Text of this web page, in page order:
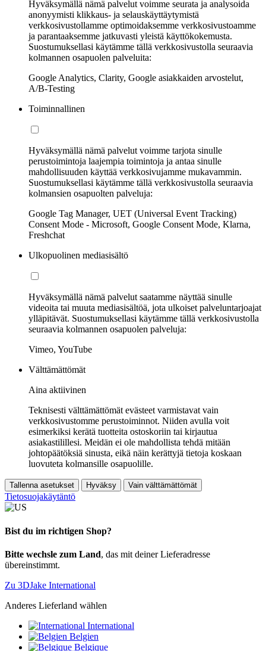
Hyväksymällä nämä palvelut voimme seurata ja analysoida
anonyymisti klikkaus- ja selauskäyttäytymistä
verkkosivustollamme optimoidaksemme verkkosivustoamme
ja parantaaksemme jatkuvasti yleistä käyttökokemusta.
Suostumuksellasi käytämme tällä verkkosivustolla seuraavia
kolmannen osapuolen palveluita:
Google Analytics, Clarity, Google asiakkaiden arvostelut,
A/B-Testing
Toiminnallinen
Hyväksymällä nämä palvelut voimme tarjota sinulle
perustoimintoja laajempia toimintoja ja antaa sinulle
mahdollisuuden käyttää verkkosivujamme mukavammin.
Suostumuksellasi käytämme tällä verkkosivustolla seuraavia
kolmansien osapuolten palveluja:
Google Tag Manager, UET (Universal Event Tracking)
Consent Mode - Microsoft, Google Consent Mode, Klarna,
Freshchat
Ulkopuolinen mediasisältö
Hyväksymällä nämä palvelut saatamme näyttää sinulle
videoita tai muuta mediasisältöä, jota ulkoiset palveluntarjoajat
ylläpitävät. Suostumuksellasi käytämme tällä verkkosivustolla
seuraavia kolmannen osapuolen palveluja:
Vimeo, YouTube
Välttämättömät
Aina aktiivinen
Teknisesti välttämättömät evästeet varmistavat vain
verkkosivustomme perustoiminnot. Niiden avulla voit
esimerkiksi kerätä tuotteita ostoskoriin tai kirjautua
asiakastilillesi. Meidän ei ole mahdollista tehdä mitään
johtopäätöksiä sinusta, eikä näin kerättyjä tietoja koskaan
luovuteta kolmansille osapuolille.
Tallenna asetukset Hyväksy Vain välttämättömät
Tietosuojakäytäntö
Bist du im richtigen Shop?
Bitte wechsle zum Land, das mit deiner Lieferadresse
übereinstimmt.
Zu 3DJake International
Anderes Lieferland wählen
International
Belgien
Belgique